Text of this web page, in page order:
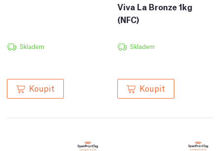
Skladem
Koupit
Viva La Bronze 1kg
(NFC)
Skladem
Koupit